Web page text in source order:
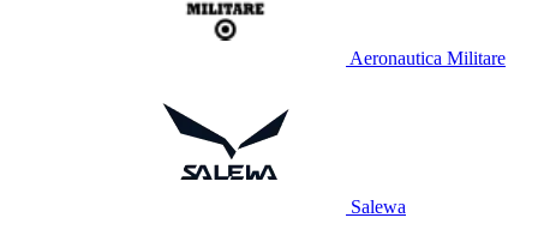
Aeronautica Militare
Salewa